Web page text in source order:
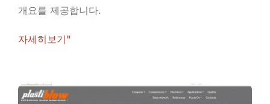
개요를 제공합니다.
자세히보기"